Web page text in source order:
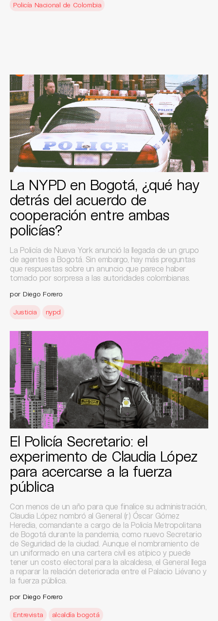
Policía Nacional de Colombia
La NYPD en Bogotá, ¿qué hay
detrás del acuerdo de
cooperación entre ambas
policías?
La Policía de Nueva York anunció la llegada de un grupo
de agentes a Bogotá. Sin embargo, hay más preguntas
que respuestas sobre un anuncio que parece haber
tomado por sorpresa a las autoridades colombianas.
por Diego Forero
Justicia nypd
El Policía Secretario: el
experimento de Claudia López
para acercarse a la fuerza
pública
Con menos de un año para que finalice su administración,
Claudia López nombró al General (r) Óscar Gómez
Heredia, comandante a cargo de la Policía Metropolitana
de Bogotá durante la pandemia, como nuevo Secretario
de Seguridad de la ciudad. Aunque el nombramiento de
un uniformado en una cartera civil es atípico y puede
tener un costo electoral para la alcaldesa, el General llega
a reparar la relación deteriorada entre el Palacio Liévano y
la fuerza pública.
por Diego Forero
Entrevista alcaldía bogotá